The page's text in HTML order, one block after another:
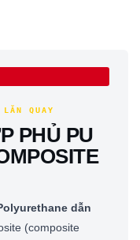
QUAY
PHỦ PU
dẫn
(composite